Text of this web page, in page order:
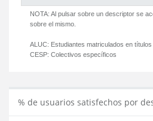
NOTA: Al pulsar sobre un descriptor se
sobre el mismo.
ALUC: Estudiantes matriculados en
CESP: Colectivos específicos
% de usuarios satisfechos por